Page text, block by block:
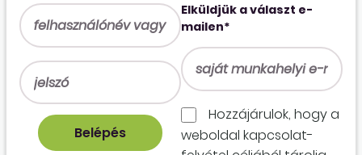
Elküldjük a választ e-
mailen*
Hozzájárulok, hogy a
weboldal kapcso­lat­